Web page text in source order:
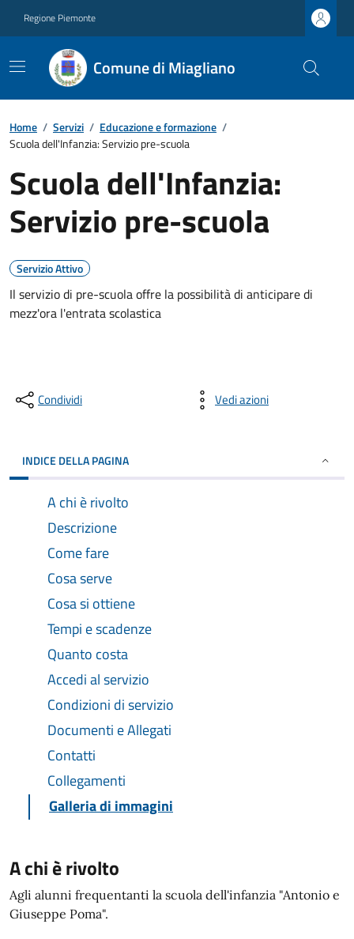
Regione Piemonte
Comune di Miagliano
Home / Servizi / Educazione e formazione /
Scuola dell'Infanzia: Servizio pre-scuola
Scuola dell'Infanzia:
Servizio pre-scuola
Servizio Attivo
Il servizio di pre-scuola offre la possibilità di anticipare di
mezz'ora l'entrata scolastica
Condividi Vedi azioni
INDICE DELLA PAGINA
A chi è rivolto
Descrizione
Come fare
Cosa serve
Cosa si ottiene
Tempi e scadenze
Quanto costa
Accedi al servizio
Condizioni di servizio
Documenti e Allegati
Contatti
Collegamenti
Galleria di immagini
A chi è rivolto
Agli alunni frequentanti la scuola dell'infanzia "Antonio e
Giuseppe Poma".